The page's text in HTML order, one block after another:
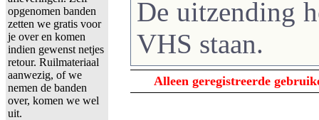
opgenomen banden
zetten we gratis voor
je over en komen
indien gewenst netjes
retour. Ruilmateriaal
aanwezig, of we
nemen de banden
over, komen we wel
uit.
De uitzending
VHS staan.
Alleen geregistreerde